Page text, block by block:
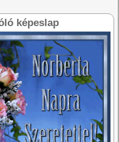
képeslap